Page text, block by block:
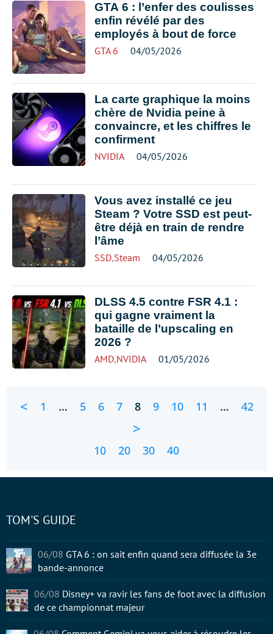
GTA 6 : l’enfer des coulisses
enfin révélé par des
employés à bout de force
GTA 6 04/05/2026
La carte graphique la moins
chère de Nvidia peine à
convaincre, et les chiffres le
confirment
NVIDIA 04/05/2026
Vous avez installé ce jeu
Steam ? Votre SSD est peut-
être déjà en train de rendre
l’âme
SSD,Steam 04/05/2026
DLSS 4.5 contre FSR 4.1 :
qui gagne vraiment la
bataille de l’upscaling en
2026 ?
AMD,NVIDIA 01/05/2026
< 1 … 5 6 7 8 9 10 11 … 42
>
10 20 30 40
TOM'S GUIDE
06/08 GTA 6 : on sait enfin quand sera diffusée la 3e
bande-annonce
06/08 Disney+ va ravir les fans de foot avec la diffusion
de ce championnat majeur